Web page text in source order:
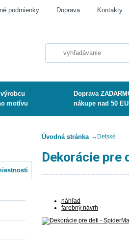
podmienky Doprava Kontakty
motívu
Doprava
nákupe nad 50
Úvodná stránka → Detské
Dekorácie pre
náhľad
farebný návrh